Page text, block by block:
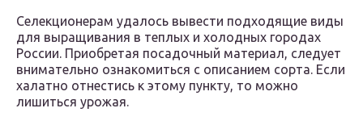
Селекционерам удалось вывести подходящие виды
для выращивания в теплых и холодных городах
России. Приобретая посадочный материал, следует
внимательно ознакомиться с описанием сорта. Если
халатно отнестись к этому пункту, то можно
лишиться урожая.